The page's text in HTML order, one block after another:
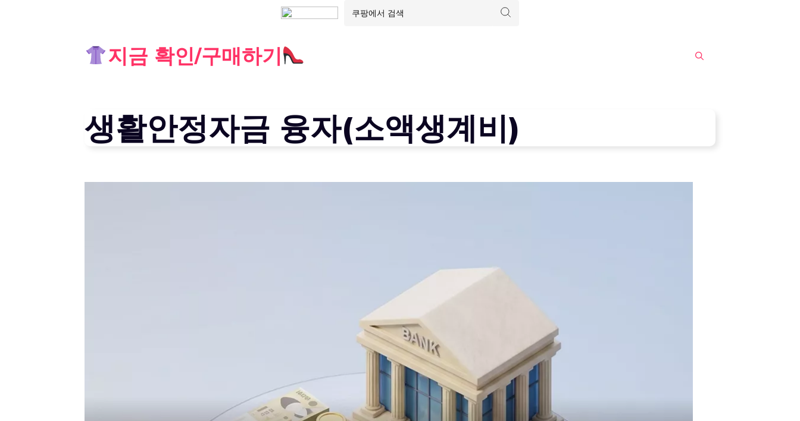
지금 확인/구매하기
생활안정자금 융자(소액생계비)